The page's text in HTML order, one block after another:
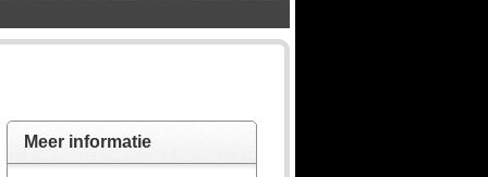
Meer informatie